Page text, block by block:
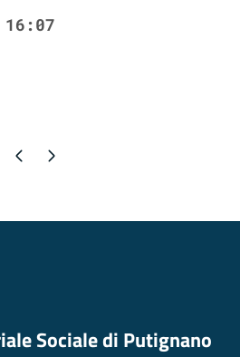
precedente
Pagina successiva
Sociale di Putignano